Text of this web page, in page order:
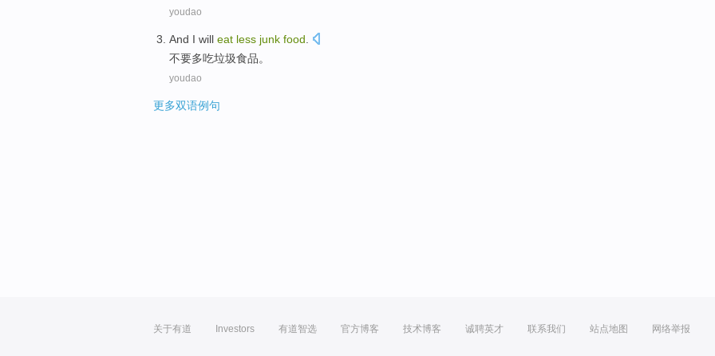
youdao
And I will eat less junk food
不要多吃垃圾食品。
youdao
更多双语例句
关于有道 Investors 有道智选 官方博客 技术博客 诚聘英才 联系我们 站点地图 网络举报